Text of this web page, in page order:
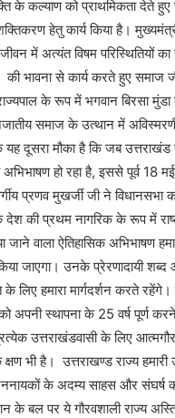
के कल्याण को प्राथमिकता देते
हेतु कार्य किया है।
जीवन में अत्यंत विषम परिस्थितियों
की भावना से कार्य करते हुए समाज
के रूप में भगवान बिरसा
समाज के उत्थान में
दूसरा मौका है कि जब उत्तराखंड
हो रहा है, इससे पूर्व 18
प्रणव मुखर्जी जी ने विधानसभा
की प्रथम नागरिक के रूप में
जाने वाला ऐतिहासिक अभिभाषण
जाएगा। उनके प्रेरणादायी
के लिए हमारा मार्गदर्शन करते
अपनी स्थापना के 25 वर्ष पूर्ण
उत्तराखंडवासी के लिए
क्षण भी है। उत्तराखण्ड राज्य
के अदम्य साहस और संघर्ष
के बल पर ये गौरवशाली राज्य